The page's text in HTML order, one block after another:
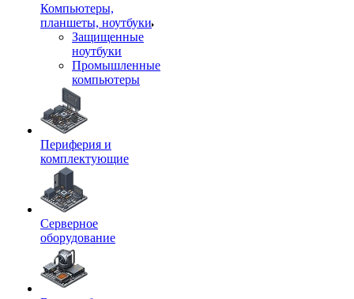
Компьютеры,
планшеты, ноутбуки
Защищенные
ноутбуки
Промышленные
компьютеры
Периферия и
комплектующие
Серверное
оборудование